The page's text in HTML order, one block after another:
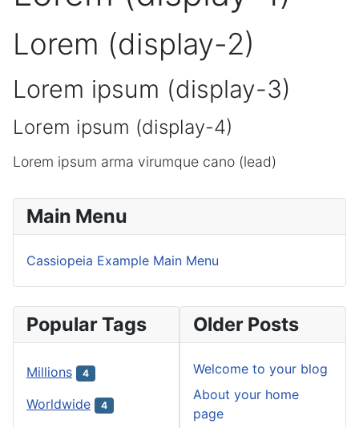
Lorem (display-2)
Lorem ipsum (display-3)
Lorem ipsum (display-4)
Lorem ipsum arma virumque cano (lead)
Main Menu
Cassiopeia Example Main Menu
Popular Tags
Millions 4
Worldwide 4
Older Posts
Welcome to your blog
About your home
page